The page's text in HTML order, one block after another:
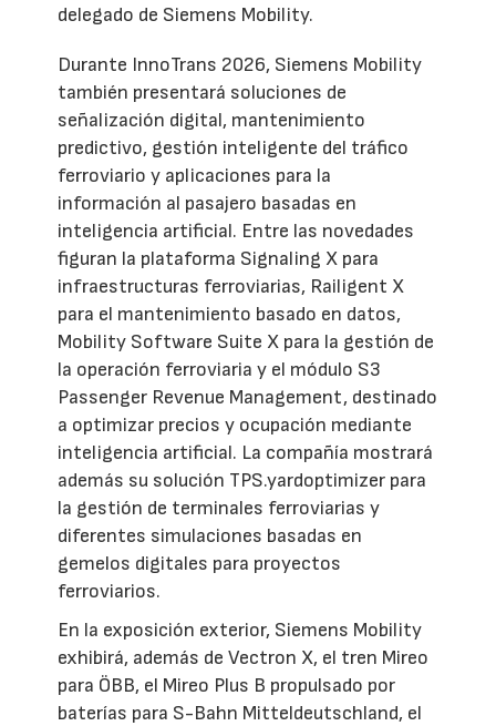
delegado de Siemens Mobility.
Durante InnoTrans 2026, Siemens Mobility
también presentará soluciones de
señalización digital, mantenimiento
predictivo, gestión inteligente del tráfico
ferroviario y aplicaciones para la
información al pasajero basadas en
inteligencia artificial. Entre las novedades
figuran la plataforma Signaling X para
infraestructuras ferroviarias, Railigent X
para el mantenimiento basado en datos,
Mobility Software Suite X para la gestión de
la operación ferroviaria y el módulo S3
Passenger Revenue Management, destinado
a optimizar precios y ocupación mediante
inteligencia artificial. La compañía mostrará
además su solución TPS.yardoptimizer para
la gestión de terminales ferroviarias y
diferentes simulaciones basadas en
gemelos digitales para proyectos
ferroviarios.
En la exposición exterior, Siemens Mobility
exhibirá, además de Vectron X, el tren Mireo
para ÖBB, el Mireo Plus B propulsado por
baterías para S-Bahn Mitteldeutschland, el